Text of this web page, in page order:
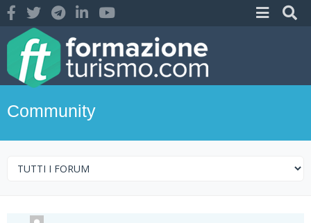
Community